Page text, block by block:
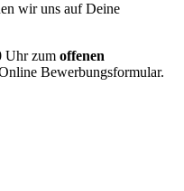
wir uns auf Deine
Uhr zum offenen
Bewerbungsformular.